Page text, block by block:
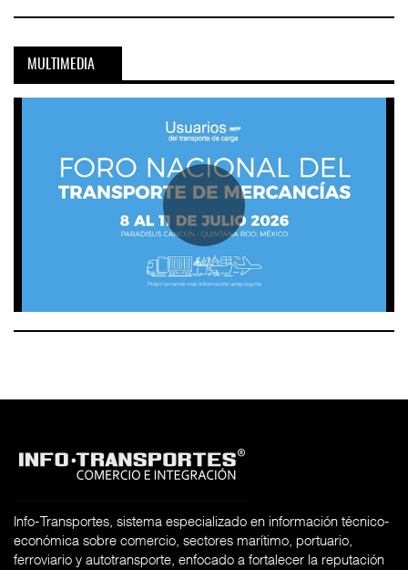
MULTIMEDIA
Info-Transportes, sistema especializado en información técnico-
económica sobre comercio, sectores marítimo, portuario,
ferroviario y autotransporte, enfocado a fortalecer la reputación